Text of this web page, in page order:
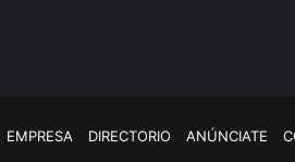
EMPRESA DIRECTORIO ANÚNCIATE